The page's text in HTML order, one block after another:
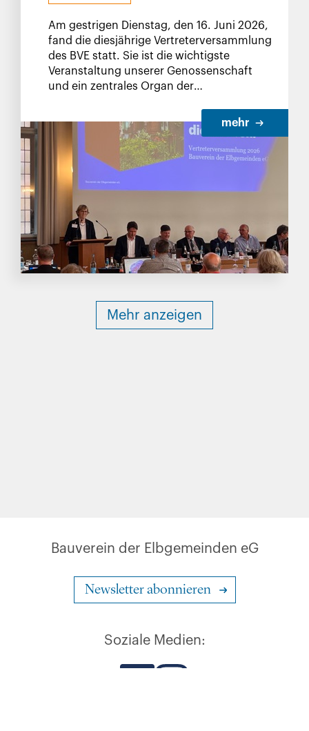
Am gestrigen Dienstag, den 16. Juni 2026,
fand die diesjährige Vertreterversammlung
des BVE statt. Sie ist die wichtigste
Veranstaltung unserer Genossenschaft
und ein zentrales Organ der
mehr
Mehr anzeigen
Bauverein der Elbgemeinden eG
Newsletter abonnieren
Soziale Medien: